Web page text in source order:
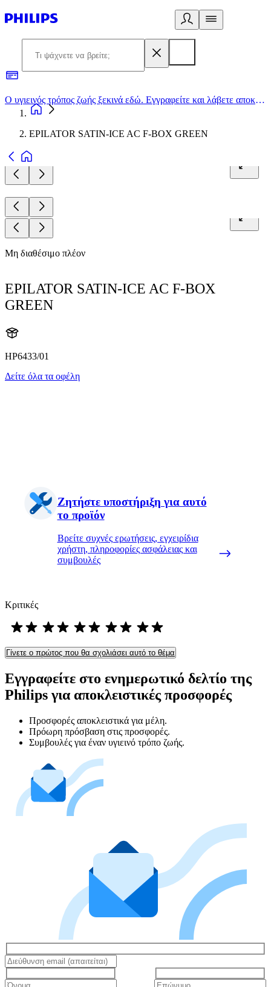
Ο υγιεινός τρόπος ζωής ξεκινά εδώ. Εγγραφείτε και λάβετε αποκλειστικές προσφορές
EPILATOR SATIN-ICE AC F-BOX GREEN
Μη διαθέσιμο πλέον
EPILATOR SATIN-ICE AC F-BOX
GREEN
HP6433/01
Δείτε όλα τα οφέλη
Ζητήστε υποστήριξη για αυτό
το προϊόν
Βρείτε συχνές ερωτήσεις, εγχειρίδια
χρήστη, πληροφορίες ασφάλειας και
συμβουλές
Κριτικές
Γίνετε ο πρώτος που θα σχολιάσει αυτό το θέμα
Εγγραφείτε στο ενημερωτικό δελτίο της
Philips για αποκλειστικές προσφορές
Προσφορές αποκλειστικά για μέλη.
Πρόωρη πρόσβαση στις προσφορές.
Συμβουλές για έναν υγιεινό τρόπο ζωής.